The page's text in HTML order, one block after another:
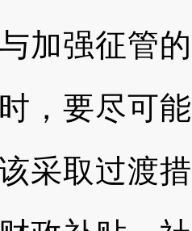
加强征管
，要尽可
采取过渡